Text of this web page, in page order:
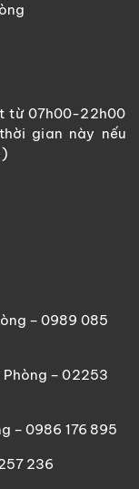
từ 07h00-22h00
gian này nếu
– 0989 085
Phòng – 02253
– 0986 176 895
236